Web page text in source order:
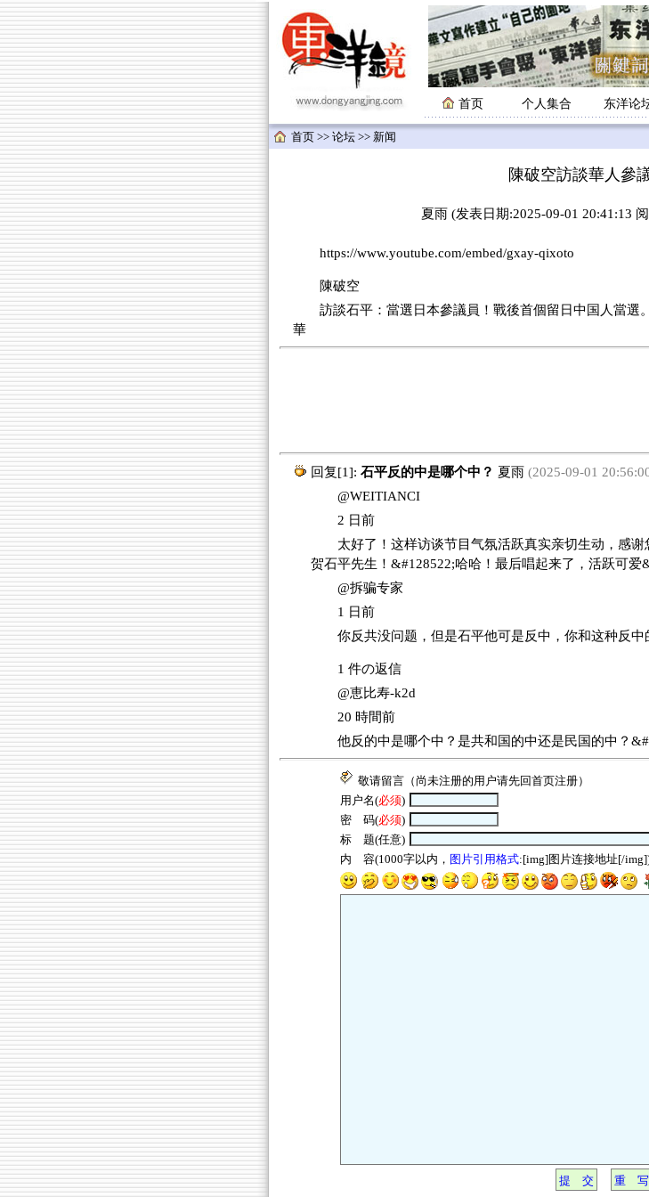
首页 个人集合 东洋论
首页 >> 论坛 >> 新闻
陳破空訪談華人參
夏雨 (发表日期:2025-09-01 20:41:13
https://www.youtube.com/embed/gxay-qixoto
陳破空
訪談石平：當選日本參議員！戰後首個留日中国人當選
華
回复[1]: 石平反的中是哪个中？ 夏雨(2025-09-01
@WEITIANCI
2 日前
太好了！这样访谈节目气氛活跃真实亲切生动，感
贺石平先生！&#128522;哈哈！最后唱起来了，活跃可爱
@拆骗专家
1 日前
你反共没问题，但是石平他可是反中，你和这种反中
1 件の返信
@恵比寿-k2d
20 時間前
他反的中是哪个中？是共和国的中还是民国的中？
敬请留言（尚未注册的用户请先回首页注册）
用户名(必须)
密 码(必须)
标 题(任意)
内 容(1000字以内， 图片引用格式:[img]图片连接地址[/